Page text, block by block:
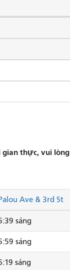
thực, vui lòng
Ave & 3rd St
sáng
sáng
sáng